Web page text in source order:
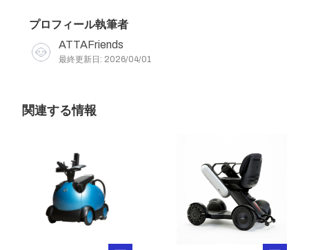
プロフィール執筆者
ATTAFriends
最終更新日: 2026/04/01
関連する情報